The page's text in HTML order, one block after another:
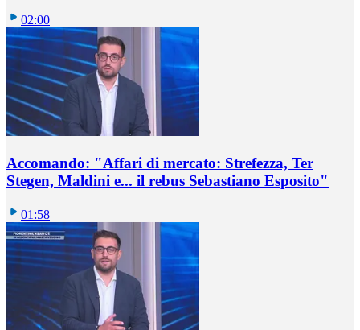
02:00
Accomando: "Affari di mercato: Strefezza, Ter
Stegen, Maldini e... il rebus Sebastiano Esposito"
01:58